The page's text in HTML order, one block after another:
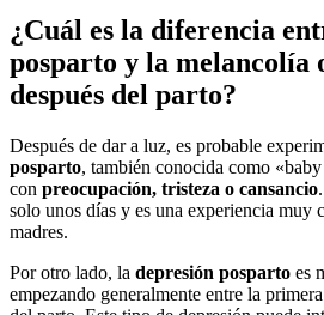
¿Cuál es la diferencia
posparto y la melancolía
después del parto?
Después de dar a luz, es probable
posparto, también conocida como
con preocupación, tristeza o cansancio
solo unos días y es una experiencia muy
madres.
Por otro lado, la depresión posparto es
empezando generalmente entre la